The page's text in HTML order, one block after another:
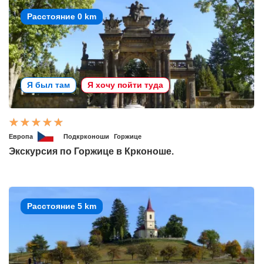
Расстояние 0 km
Я был там Я хочу пойти туда
Европа Подкрконоши Горжице
Экскурсия по Горжице в Крконоше.
Расстояние 5 km